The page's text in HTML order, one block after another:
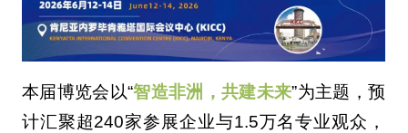
本届博览会以“智造非洲，共建未来”为主题，预
计汇聚超240家参展企业与1.5万名专业观众，